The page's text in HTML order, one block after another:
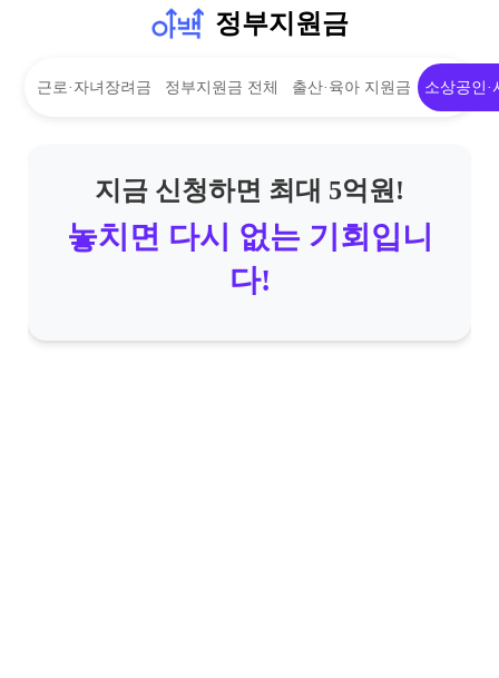
정부지원금
근로·자녀장려금 정부지원금 전체 출산·육아 지원금 소상공인·
지금 신청하면 최대 5억원!
놓치면 다시 없는 기회입니
다!